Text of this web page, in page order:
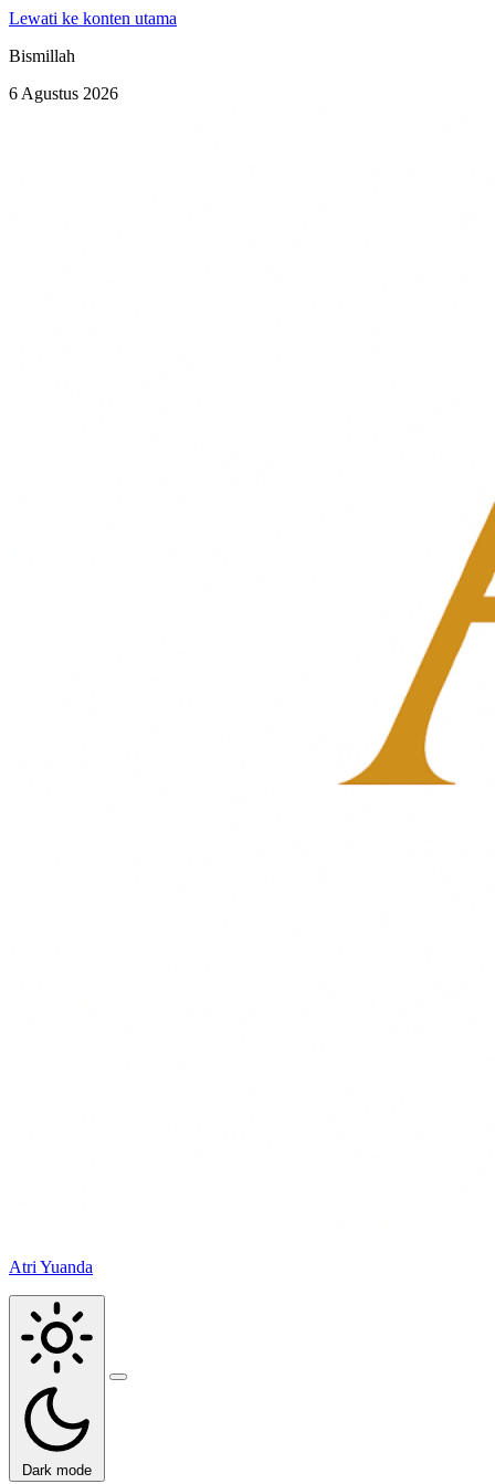
Lewati ke konten utama
Bismillah
6 Agustus 2026
Atri Yuanda
Dark mode
Buka